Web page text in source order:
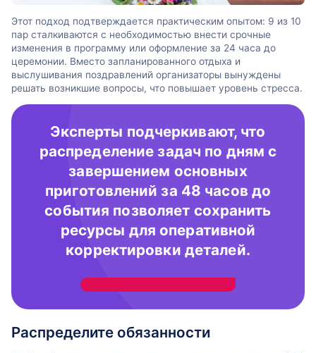
Этот подход подтверждается практическим опытом: 9 из 10
пар сталкиваются с необходимостью внести срочные
изменения в программу или оформление за 24 часа до
церемонии. Вместо запланированного отдыха и
выслушивания поздравлений организаторы вынуждены
решать возникшие вопросы, что повышает уровень стресса.
Эксперты подчеркивают, что
распределение задач по дням с
завершением основных
приготовлений за 48 часов до
события позволяет сохранить
ресурсы для оперативной
корректировки деталей.
Распределите обязанности